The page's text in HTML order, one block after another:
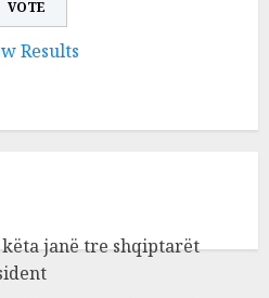
Results
janë tre shqiptarët